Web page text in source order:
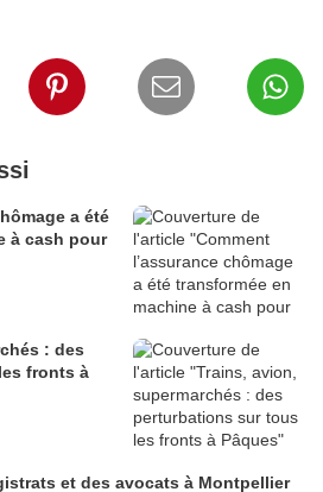
a été
à cash pour
: des
fronts à
et des avocats à Montpellier